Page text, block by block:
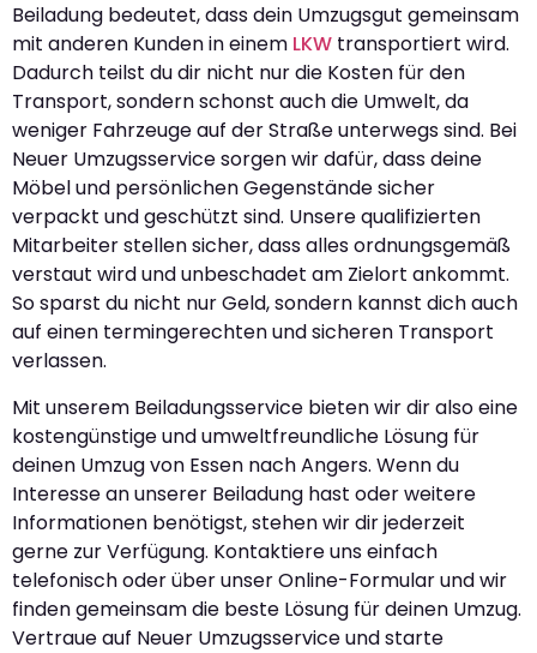
Beiladung bedeutet, dass dein Umzugsgut gemeinsam
mit anderen Kunden in einem LKW transportiert wird.
Dadurch teilst du dir nicht nur die Kosten für den
Transport, sondern schonst auch die Umwelt, da
weniger Fahrzeuge auf der Straße unterwegs sind. Bei
Neuer Umzugsservice sorgen wir dafür, dass deine
Möbel und persönlichen Gegenstände sicher
verpackt und geschützt sind. Unsere qualifizierten
Mitarbeiter stellen sicher, dass alles ordnungsgemäß
verstaut wird und unbeschadet am Zielort ankommt.
So sparst du nicht nur Geld, sondern kannst dich auch
auf einen termingerechten und sicheren Transport
verlassen.
Mit unserem Beiladungsservice bieten wir dir also eine
kostengünstige und umweltfreundliche Lösung für
deinen Umzug von Essen nach Angers. Wenn du
Interesse an unserer Beiladung hast oder weitere
Informationen benötigst, stehen wir dir jederzeit
gerne zur Verfügung. Kontaktiere uns einfach
telefonisch oder über unser Online-Formular und wir
finden gemeinsam die beste Lösung für deinen Umzug.
Vertraue auf Neuer Umzugsservice und starte